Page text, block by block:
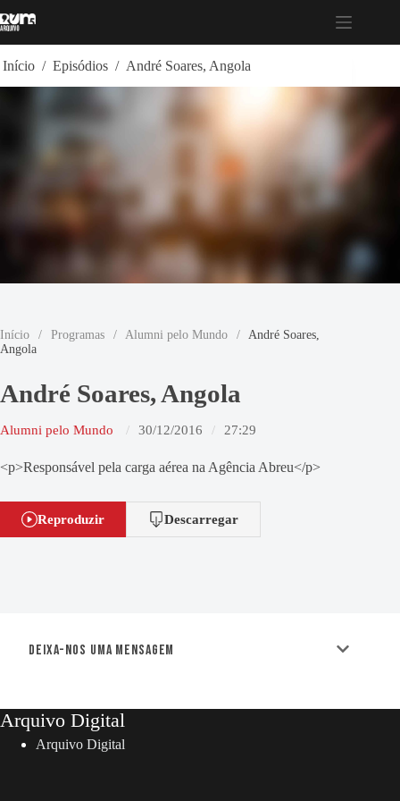
para
Início / Episódios / André Soares, Angola
Início / Programas / Alumni pelo Mundo /
André Soares,
Angola
André Soares, Angola
Alumni pelo Mundo 30/12/2016 27:29
<p>Responsável pela carga aérea na Agência Abreu</p>
Reproduzir Descarregar
Deixa-nos uma mensagem
Arquivo Digital
Arquivo Digital